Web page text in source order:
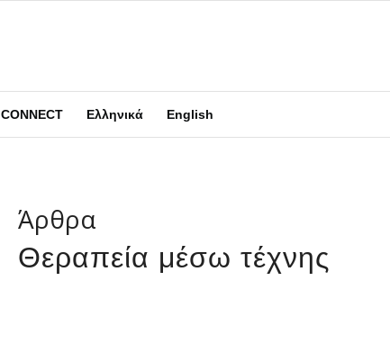
CONNECT Ελληνικά English
Άρθρα
Θεραπεία μέσω τέχνης